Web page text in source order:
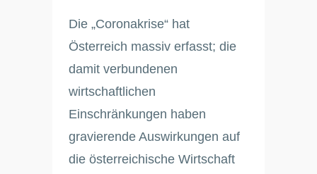
Die „Coronakrise“ hat
Österreich massiv erfasst; die
damit verbundenen
wirtschaftlichen
Einschränkungen haben
gravierende Auswirkungen auf
die österreichische Wirtschaft